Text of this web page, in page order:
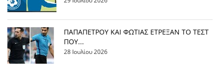
ΠΑΠΑΠΕΤΡΟΥ ΚΑΙ ΦΩΤΙΑΣ ΕΤΡΕΞΑΝ ΤΟ ΤΕΣΤ
ΠΟΥ...
28 Ιουλίου 2026